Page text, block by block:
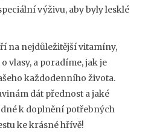
výživu, aby byly lesklé
na nejdůležitější vitamíny,
vlasy, a poradíme, jak je
každodenního života.
dát přednost a jaké
k doplnění potřebných
ke krásné hřívě!